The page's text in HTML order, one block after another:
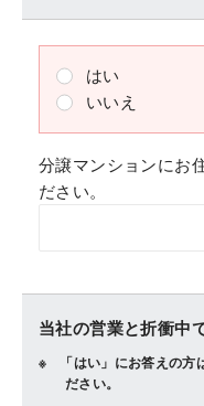
はい
いいえ
分譲マンションにお
ださい。
当社の営業と折衝中
「はい」にお答えの
ださい。